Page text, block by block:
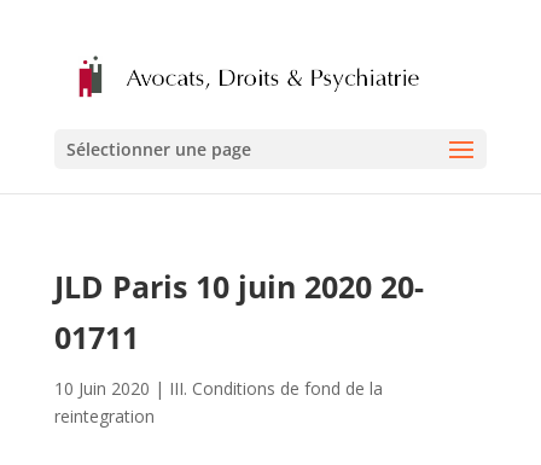
Sélectionner une page
JLD Paris 10 juin 2020 20-
01711
10 Juin 2020 | III. Conditions de fond de la
reintegration